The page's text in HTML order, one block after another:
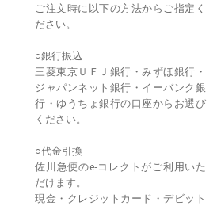
ご注文時に以下の方法からご指定く
ださい。
○銀行振込
三菱東京ＵＦＪ銀行・みずほ銀行・
ジャパンネット銀行・イーバンク銀
行・ゆうちょ銀行の口座からお選び
ください。
○代金引換
佐川急便のe-コレクトがご利用いた
だけます。
現金・クレジットカード・デビット